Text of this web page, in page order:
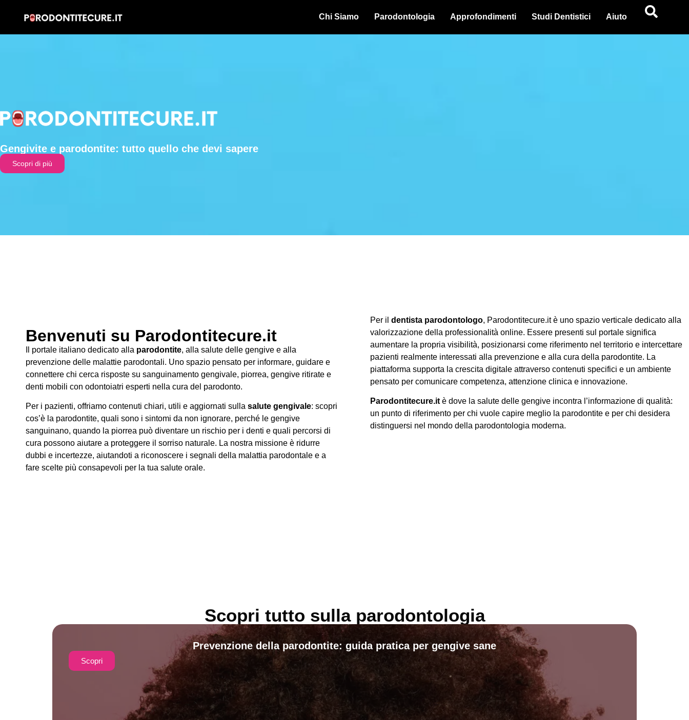
Chi Siamo Parodontologia Approfondimenti Studi Dentistici Aiuto
Gengivite e parodontite: tutto quello che devi sapere
Scopri di più
Benvenuti su Parodontitecure.it
Il portale italiano dedicato alla parodontite, alla salute delle gengive e alla
prevenzione delle malattie parodontali. Uno spazio pensato per informare, guidare e
connettere chi cerca risposte su sanguinamento gengivale, piorrea, gengive ritirate e
denti mobili con odontoiatri esperti nella cura del parodonto.
Per i pazienti, offriamo contenuti chiari, utili e aggiornati sullasalute gengivale: scopri
cos’è la parodontite, quali sono i sintomi da non ignorare, perché le gengive
sanguinano, quando la piorrea può diventare un rischio per i denti e quali percorsi di
cura possono aiutare a proteggere il sorriso naturale. La nostra missione è ridurre
dubbi e incertezze, aiutandoti a riconoscere i segnali della malattia parodontale e a
fare scelte più consapevoli per la tua salute orale.
Per ildentista parodontologo, Parodontitecure.it è uno spazio verticale dedicato alla
valorizzazione della professionalità online. Essere presenti sul portale significa
aumentare la propria visibilità, posizionarsi come riferimento nel territorio e intercettare
pazienti realmente interessati alla prevenzione e alla cura della parodontite. La
piattaforma supporta la crescita digitale attraverso contenuti specifici e un ambiente
pensato per comunicare competenza, attenzione clinica e innovazione.
Parodontitecure.itè dove la salute delle gengive incontra l’informazione di qualità:
un punto di riferimento per chi vuole capire meglio la parodontite e per chi desidera
distinguersi nel mondo della parodontologia moderna.
Scopri tutto sulla parodontologia
Prevenzione della parodontite: guida pratica per gengive sane
Scopri